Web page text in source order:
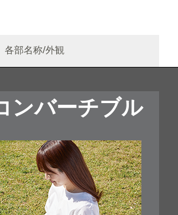
各部名称/外観
ンバーチブル